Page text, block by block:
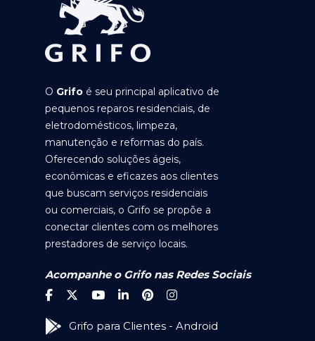
O Grifo é seu principal aplicativo de
pequenos reparos residenciais, de
eletrodomésticos, limpeza,
manutenção e reformas do país.
Oferecendo soluções ágeis,
econômicas e eficazes aos clientes
que buscam serviços residenciais
ou comerciais, o Grifo se propõe a
conectar clientes com os melhores
prestadores de serviço locais.
Acompanhe o Grifo nas Redes Sociais
Grifo para Clientes - Android